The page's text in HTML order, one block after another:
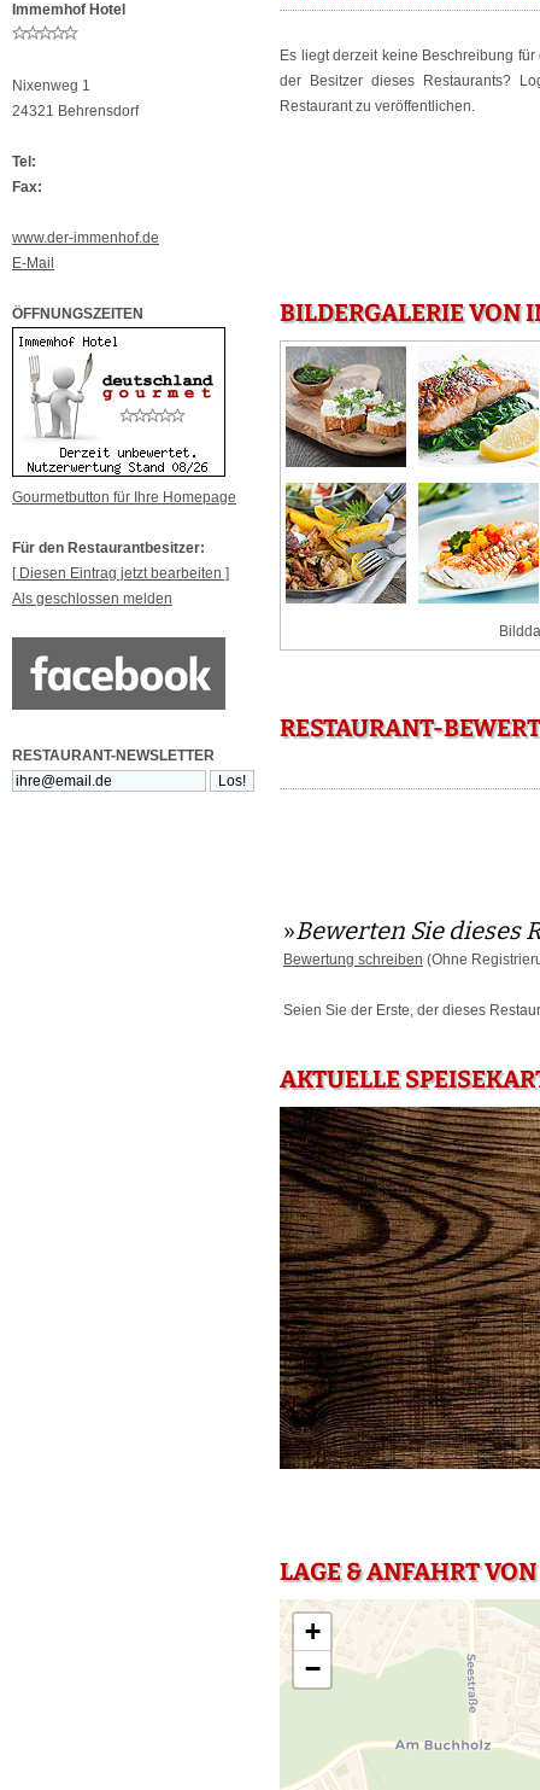
Immemhof Hotel
Nixenweg 1
24321 Behrensdorf
Tel:
Fax:
www.der-immenhof.de
E-Mail
ÖFFNUNGSZEITEN
Gourmetbutton für Ihre Homepage
Für den Restaurantbesitzer:
[ Diesen Eintrag jetzt bearbeiten ]
Als geschlossen melden
RESTAURANT-NEWSLETTER
Es liegt derzeit keine Beschreibung
der Besitzer dieses Restaurants?
Restaurant zu veröffentlichen.
BILDERGALERIE VON
RESTAURANT-
»Bewerten Sie dieses
Bewertung schreiben (Ohne
Seien Sie der Erste, der dieses
AKTUELLE
LAGE & ANFAHRT
+
−